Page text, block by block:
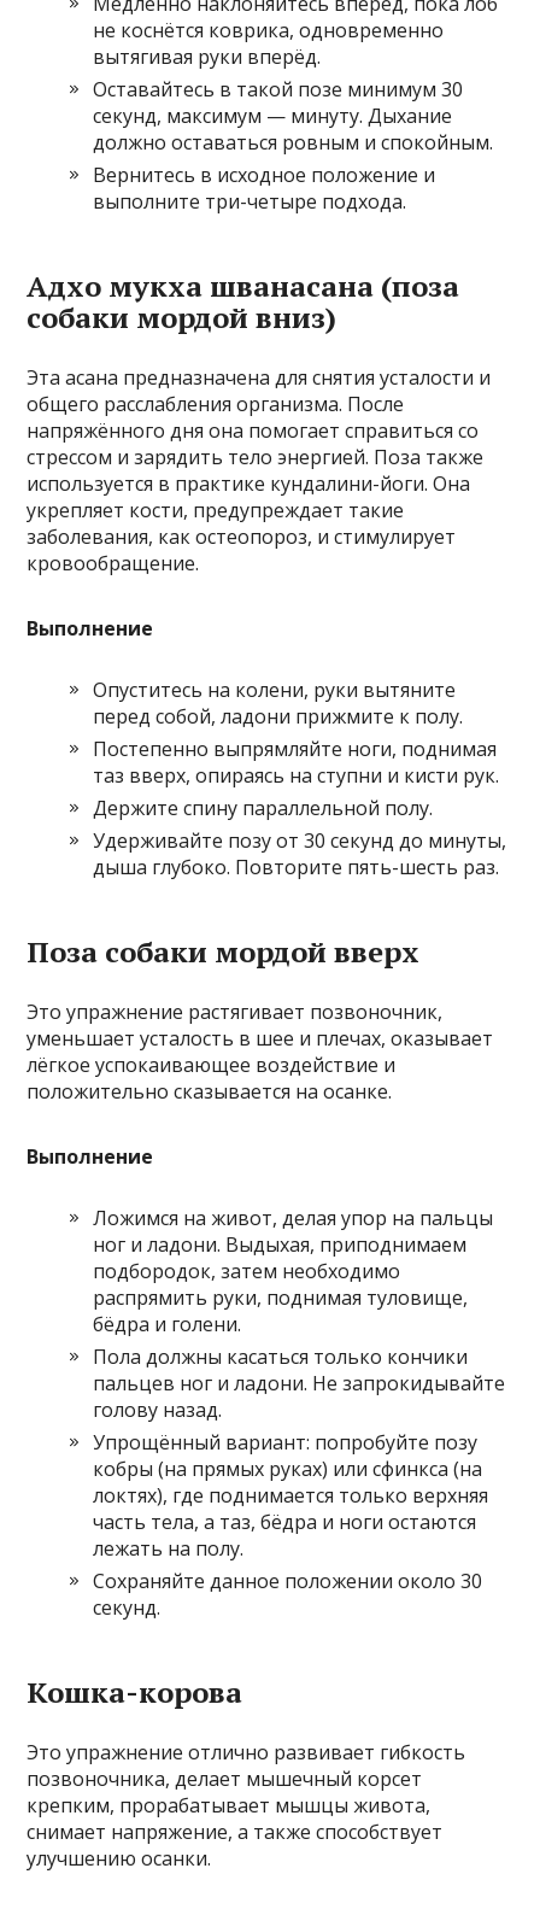
не коснётся коврика, одновременно
вытягивая руки вперёд.
Оставайтесь в такой позе минимум 30
секунд, максимум — минуту. Дыхание
должно оставаться ровным и спокойным.
Вернитесь в исходное положение и
выполните три-четыре подхода.
Адхо мукха шванасана (поза
собаки мордой вниз)
Эта асана предназначена для снятия усталости и
общего расслабления организма. После
напряжённого дня она помогает справиться со
стрессом и зарядить тело энергией. Поза также
используется в практике кундалини-йоги. Она
укрепляет кости, предупреждает такие
заболевания, как остеопороз, и стимулирует
кровообращение.
Выполнение
Опуститесь на колени, руки вытяните
перед собой, ладони прижмите к полу.
Постепенно выпрямляйте ноги, поднимая
таз вверх, опираясь на ступни и кисти рук.
Держите спину параллельной полу.
Удерживайте позу от 30 секунд до минуты,
дыша глубоко. Повторите пять-шесть раз.
Поза собаки мордой вверх
Это упражнение растягивает позвоночник,
уменьшает усталость в шее и плечах, оказывает
лёгкое успокаивающее воздействие и
положительно сказывается на осанке.
Выполнение
Ложимся на живот, делая упор на пальцы
ног и ладони. Выдыхая, приподнимаем
подбородок, затем необходимо
распрямить руки, поднимая туловище,
бёдра и голени.
Пола должны касаться только кончики
пальцев ног и ладони. Не запрокидывайте
голову назад.
Упрощённый вариант: попробуйте позу
кобры (на прямых руках) или сфинкса (на
локтях), где поднимается только верхняя
часть тела, а таз, бёдра и ноги остаются
лежать на полу.
Сохраняйте данное положении около 30
секунд.
Кошка-корова
Это упражнение отлично развивает гибкость
позвоночника, делает мышечный корсет
крепким, прорабатывает мышцы живота,
снимает напряжение, а также способствует
улучшению осанки.